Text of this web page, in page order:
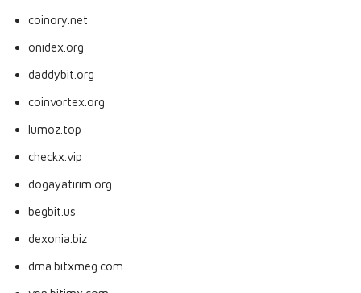
coinory.net
onidex.org
daddybit.org
coinvortex.org
lumoz.top
checkx.vip
dogayatirim.org
begbit.us
dexonia.biz
dma.bitxmeg.com